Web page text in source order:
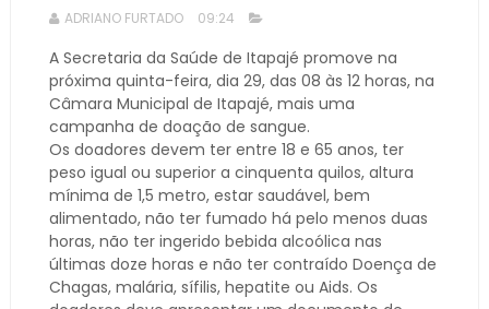
ADRIANO FURTADO 09:24
A Secretaria da Saúde de Itapajé promove na
próxima quinta-feira, dia 29, das 08 às 12 horas, na
Câmara Municipal de Itapajé, mais uma
campanha de doação de sangue.
Os doadores devem ter entre 18 e 65 anos, ter
peso igual ou superior a cinquenta quilos, altura
mínima de 1,5 metro, estar saudável, bem
alimentado, não ter fumado há pelo menos duas
horas, não ter ingerido bebida alcoólica nas
últimas doze horas e não ter contraído Doença de
Chagas, malária, sífilis, hepatite ou Aids. Os